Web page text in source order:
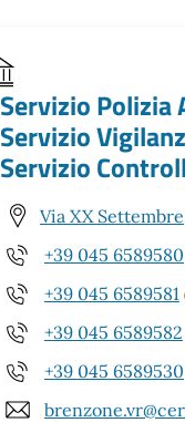
Servizio Polizia
Servizio
Servizio
Via XX
+39 045 6589580
+39 045 6589581
+39 045 6589582
+39 045 6589530